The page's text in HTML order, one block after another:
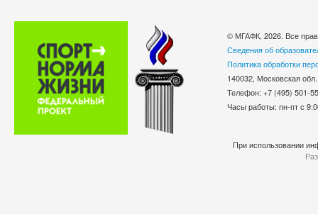
© МГАФК, 2026. Все
Сведения об
Политика обработки
140032, Московская
Телефон: +7 (495)
Часы работы: пн-пт с
При использовании